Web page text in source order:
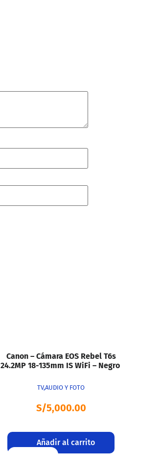
Canon – Cámara EOS Rebel T6s
24.2MP 18-135mm IS WiFi – Negro
TV,AUDIO Y FOTO
S/5,000.00
Añadir al carrito